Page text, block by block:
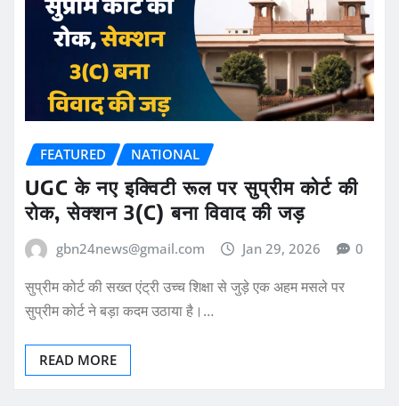
FEATURED NATIONAL
UGC के नए इक्विटी रूल पर सुप्रीम कोर्ट की
रोक, सेक्शन 3(C) बना विवाद की जड़
gbn24news@gmail.com Jan 29, 2026 0
सुप्रीम कोर्ट की सख्त एंट्री उच्च शिक्षा से जुड़े एक अहम मसले पर
सुप्रीम कोर्ट ने बड़ा कदम उठाया है।…
READ MORE